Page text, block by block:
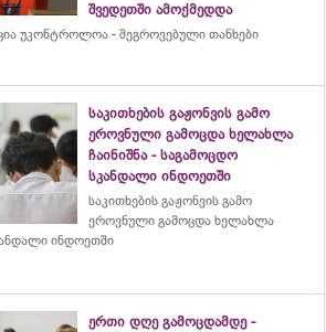
შვედეთში ამოქმედდა
უკონტროლოა - შეგროვებული თანხები
საკითხების გაჟონვის გამო
ეროვნული გამოცდა ხელახლა
ჩაინიშნა - საგამოცდო
სკანდალი ინდოეთში
საკითხების გაჟონვის გამო
ეროვნული გამოცდა ხელახლა
ინდოეთში
ერთი დღე გამოცდამდე -